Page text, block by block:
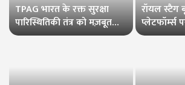
TPAG भारत के रक्त सुरक्षा
पारिस्थितिकी तंत्र को मज़बूत
करने के लिए विशेषज्ञों को एक
रॉयल स्टैग
प्लेटफॉर्म्स
है